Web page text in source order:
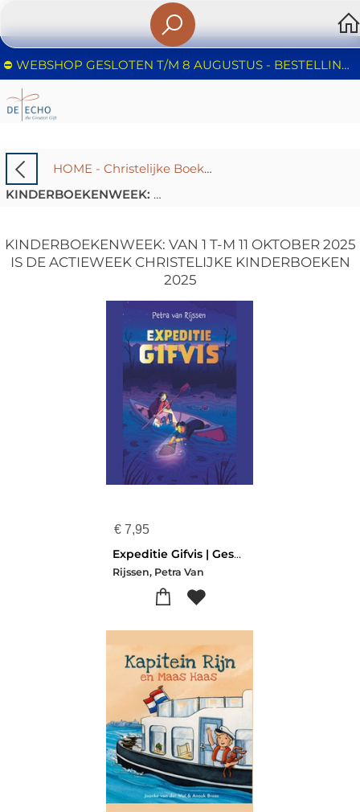
⛔️ WEBSHOP GESLOTEN T/M 8 AUGUSTUS - BESTELLINGEN WORDEN NIET IN BEHANDELING GENOMEN - FIJNE ZOMER!
HOME - Christelijke Boekhandel De Echo – Huizen | Boeken & Cadeaus
KINDERBOEKENWEEK: Van 1 t-m 11 oktober 2025 is de Actieweek Christelijke Kinderboeken 2025
KINDERBOEKENWEEK: VAN 1 T-M 11 OKTOBER 2025
IS DE ACTIEWEEK CHRISTELIJKE KINDERBOEKEN
2025
€ 7,95
Expeditie Gifvis | Geschenkboek - Actieweek Christelijke Kinderboeken 2025
Rijssen, Petra Van